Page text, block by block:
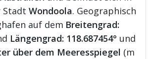
StadtWondoola. Geographisch
auf dem Breitengrad:
Längengrad: 118.687454° und
über dem Meeresspiegel (m